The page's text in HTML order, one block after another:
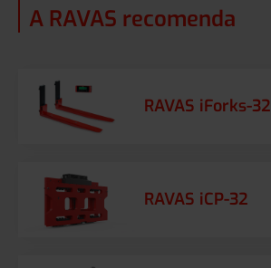
A RAVAS recomenda
RAVAS iForks-32
RAVAS iCP-32